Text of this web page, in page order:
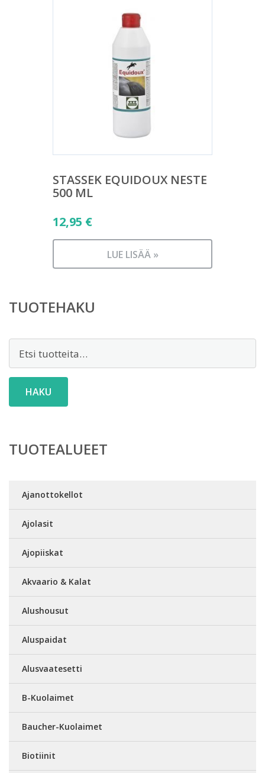
STASSEK EQUIDOUX NESTE
500 ML
12,95 €
LUE LISÄÄ »
TUOTEHAKU
HAKU
TUOTEALUEET
Ajanottokellot
Ajolasit
Ajopiiskat
Akvaario & Kalat
Alushousut
Aluspaidat
Alusvaatesetti
B-Kuolaimet
Baucher-Kuolaimet
Biotiinit